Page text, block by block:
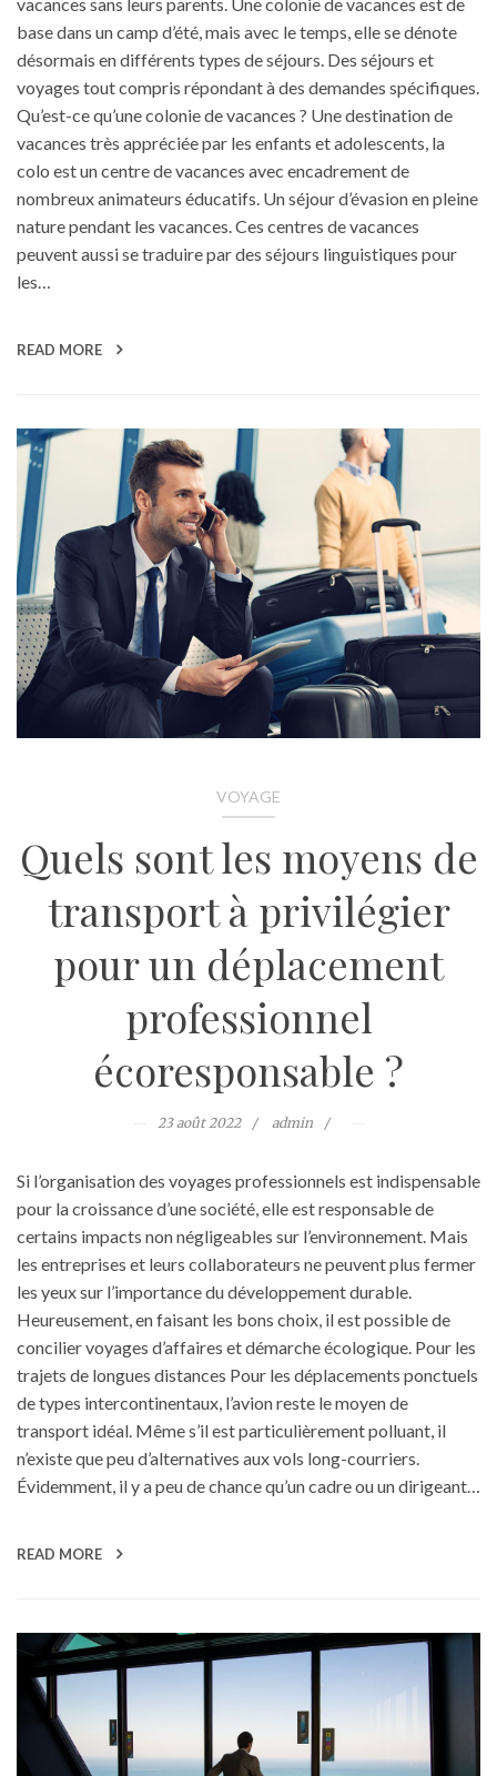
base dans un camp d’été, mais avec le temps, elle se dénote
désormais en différents types de séjours. Des séjours et
voyages tout compris répondant à des demandes spécifiques.
Qu’est-ce qu’une colonie de vacances ? Une destination de
vacances très appréciée par les enfants et adolescents, la
colo est un centre de vacances avec encadrement de
nombreux animateurs éducatifs. Un séjour d’évasion en pleine
nature pendant les vacances. Ces centres de vacances
peuvent aussi se traduire par des séjours linguistiques pour
les…
READ MORE
VOYAGE
Quels sont les moyens de
transport à privilégier
pour un déplacement
professionnel
écoresponsable ?
23 août 2022 admin
Si l’organisation des voyages professionnels est indispensable
pour la croissance d’une société, elle est responsable de
certains impacts non négligeables sur l’environnement. Mais
les entreprises et leurs collaborateurs ne peuvent plus fermer
les yeux sur l’importance du développement durable.
Heureusement, en faisant les bons choix, il est possible de
concilier voyages d’affaires et démarche écologique. Pour les
trajets de longues distances Pour les déplacements ponctuels
de types intercontinentaux, l’avion reste le moyen de
transport idéal. Même s’il est particulièrement polluant, il
n’existe que peu d’alternatives aux vols long-courriers.
Évidemment, il y a peu de chance qu’un cadre ou un dirigeant…
READ MORE